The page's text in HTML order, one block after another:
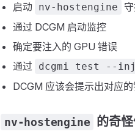
启动 nv-hostengine
通过 DCGM 启动监控
确定要注入的 GPU 错误
通过
dcgmi test --
DCGM 应该会提示出对应
nv-hostengine 的奇